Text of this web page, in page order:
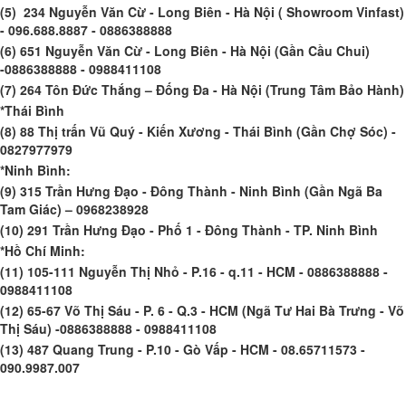
(5) 234 Nguyễn Văn Cừ - Long Biên - Hà Nội ( Showroom Vinfast)
- 096.688.8887 - 0886388888
(6) 651 Nguyễn Văn Cừ - Long Biên - Hà Nội (Gần Cầu Chui)
-0886388888 - 0988411108
(7) 264 Tôn Đức Thắng – Đống Đa - Hà Nội (Trung Tâm Bảo Hành)
*Thái Bình
(8) 88 Thị trấn Vũ Quý - Kiến Xương - Thái Bình (Gần Chợ Sóc) -
0827977979
*Ninh Bình:
(9) 315 Trần Hưng Đạo - Đông Thành - Ninh Bình (Gần Ngã Ba
Tam Giác) – 0968238928
(10) 291 Trần Hưng Đạo - Phố 1 - Đông Thành - TP. Ninh Bình
*Hồ Chí Minh:
(11) 105-111 Nguyễn Thị Nhỏ - P.16 - q.11 - HCM - 0886388888 -
0988411108
(12) 65-67 Võ Thị Sáu - P. 6 - Q.3 - HCM (Ngã Tư Hai Bà Trưng - Võ
Thị Sáu) -0886388888 - 0988411108
(13) 487 Quang Trung - P.10 - Gò Vấp - HCM - 08.65711573 -
090.9987.007